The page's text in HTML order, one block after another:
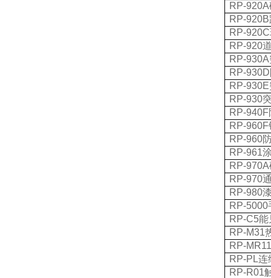
RP-920A
RP-920B
RP-920C
RP-920
RP-930A
RP-930D
RP-930E
RP-930
RP-940F
RP-960F
RP-960
RP-961
RP-970A
RP-970
RP-980
RP-5000
RP-C5能
RP-M31
RP-
RP-PL连
RP-R01